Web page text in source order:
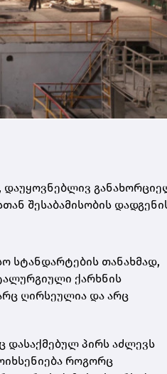
დაუყოვნებლივ
შესაბამისობის
სტანდარტების თანახმად,
ქარხნის
ღირსეულია და არც
დასაქმებულ პირს აძლევს
როგორც